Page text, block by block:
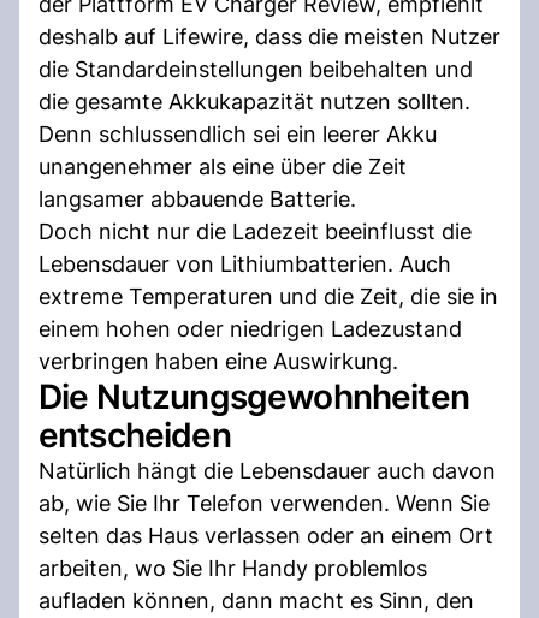
deshalb auf Lifewire, dass die meisten Nutzer
die Standardeinstellungen beibehalten und
die gesamte Akkukapazität nutzen sollten.
Denn schlussendlich sei ein leerer Akku
unangenehmer als eine über die Zeit
langsamer abbauende Batterie.
Doch nicht nur die Ladezeit beeinflusst die
Lebensdauer von Lithiumbatterien. Auch
extreme Temperaturen und die Zeit, die sie in
einem hohen oder niedrigen Ladezustand
verbringen haben eine Auswirkung.
Die Nutzungsgewohnheiten
entscheiden
Natürlich hängt die Lebensdauer auch davon
ab, wie Sie Ihr Telefon verwenden. Wenn Sie
selten das Haus verlassen oder an einem Ort
arbeiten, wo Sie Ihr Handy problemlos
aufladen können, dann macht es Sinn, den